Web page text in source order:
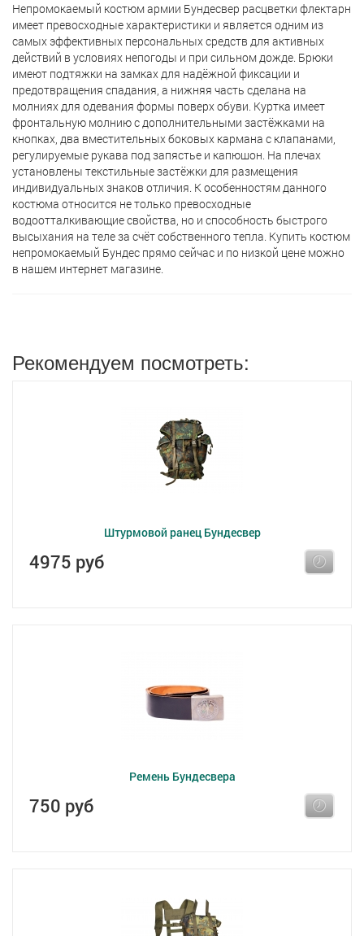
Непромокаемый костюм армии Бундесвер расцветки флектарн
имеет превосходные характеристики и является одним из
самых эффективных персональных средств для активных
действий в условиях непогоды и при сильном дожде. Брюки
имеют подтяжки на замках для надёжной фиксации и
предотвращения спадания, а нижняя часть сделана на
молниях для одевания формы поверх обуви. Куртка имеет
фронтальную молнию с дополнительными застёжками на
кнопках, два вместительных боковых кармана с клапанами,
регулируемые рукава под запястье и капюшон. На плечах
установлены текстильные застёжки для размещения
индивидуальных знаков отличия. К особенностям данного
костюма относится не только превосходные
водоотталкивающие свойства, но и способность быстрого
высыхания на теле за счёт собственного тепла. Купить костюм
непромокаемый Бундес прямо сейчас и по низкой цене можно
в нашем интернет магазине.
Рекомендуем посмотреть:
Штурмовой ранец Бундесвер
4975 руб
Ремень Бундесвера
750 руб